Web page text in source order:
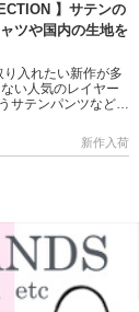
】サテンの
ツや国内の生地を
入れたい新作が多
い人気のレイヤー
サテンパンツなど
新作入荷